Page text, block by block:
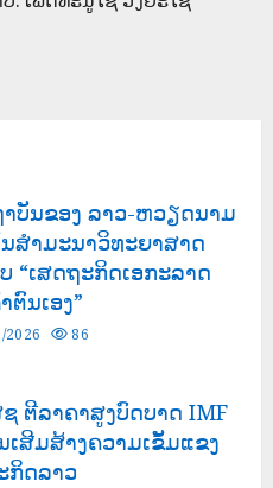
ບັນຂອງ ລາວ-ຫວຽດນາມ
ສໍາມະນາວິທະຍາສາດ
“ເສດຖະກິດເອກະລາດ
ຕົນເອງ”
2026 86
ຕີລາຄາສູງບົດບາດ IMF
ເສີມສ້າງຄວາມເຂັ້ມແຂງ
ກິດລາວ